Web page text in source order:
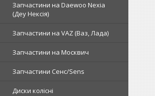
Запчастини на Daewoo Nexia
(Деу Нексія)
Запчастини на VAZ (Ваз, Лада)
Запчастини на Москвич
Запчастини Сенс/Sens
Диски колісні